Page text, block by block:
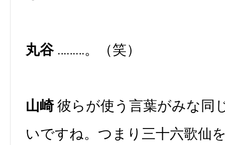
丸谷………。（笑）
山崎彼らが使う言葉がみな同
いですね。つまり三十六歌仙